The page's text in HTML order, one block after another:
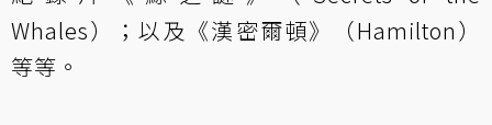
Whales）；以及《漢密爾頓》（Hamilton）
等等。